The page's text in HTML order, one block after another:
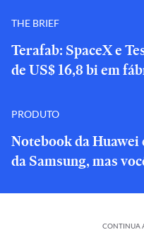
THE BRIEF
Terafab: SpaceX e
de US$ 16,8 bi em
PRODUTO
Notebook da Huawei
da Samsung, mas
CONTINUA